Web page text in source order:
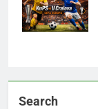
Search